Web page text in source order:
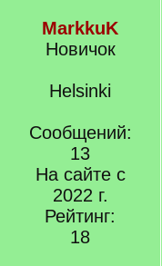
MarkkuK
Новичок
Helsinki
Сообщений:
13
На сайте с
2022 г.
Рейтинг:
18